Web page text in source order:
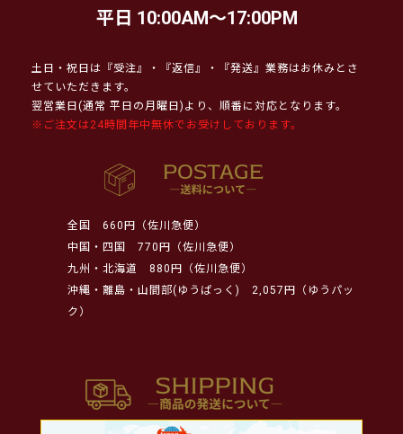
平日 10:00AM～17:00PM
土日・祝日は『受注』・『返信』・『発送』業務はお休みとさ
せていただきます。
翌営業日(通常 平日の月曜日)より、順番に対応となります。
※ご注文は24時間年中無休でお受けしております。
全国
660円（佐川急便）
中国・四国
770円（佐川急便）
九州・北海道
880円（佐川急便）
沖縄・離島・山間部(ゆうぱっく)
2,057円（ゆうパッ
ク）